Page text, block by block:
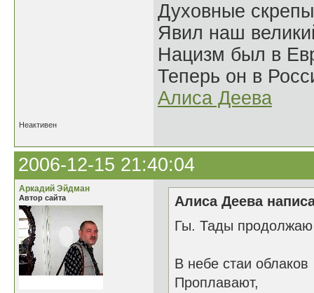
Духовные
Явил наш
Нацизм был в
Теперь он в
Алиса Деева
Неактивен
2006-12-15 21:40:04
Аркадий Эйдман
Автор сайта
Алиса Деева
Гы. Тады продолжаю
В небе стаи облаков
Проплавают,